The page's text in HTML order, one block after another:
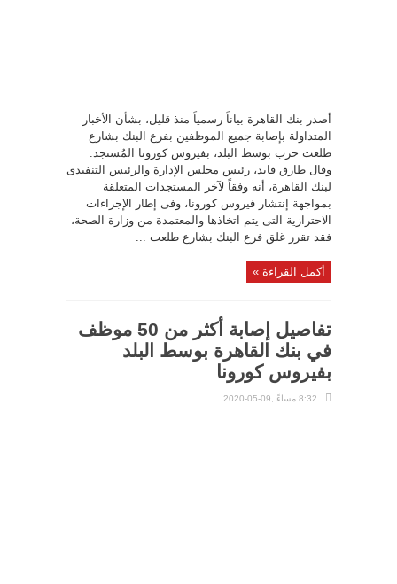
أصدر بنك القاهرة بياناً رسمياً منذ قليل، بشأن الأخبار
المتداولة بإصابة جميع الموظفين بفرع البنك بشارع
طلعت حرب بوسط البلد، بفيروس كورونا المُستجد.
وقال طارق فايد، رئيس مجلس الإدارة والرئيس التنفيذى
لبنك القاهرة، أنه وفقاً لآخر المستجدات المتعلقة
بمواجهة إنتشار فيروس كورونا، وفى إطار الإجراءات
الاحترازية التى يتم اتخاذها والمعتمدة من وزارة الصحة،
فقد تقرر غلق فرع البنك بشارع طلعت ...
أكمل القراءة »
تفاصيل إصابة أكثر من 50 موظف
في بنك القاهرة بوسط البلد
بفيروس كورونا
8:32 مساءً ,09-05-2020